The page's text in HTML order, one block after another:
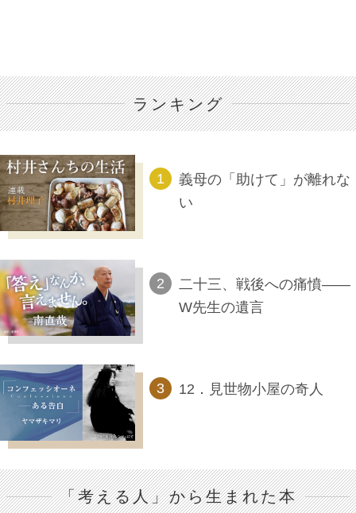
ランキング
義母の「助けて」が離れな
い
二十三、戦後への痛憤――
W先生の遺言
12．見世物小屋の奇人
「考える人」から生まれた本